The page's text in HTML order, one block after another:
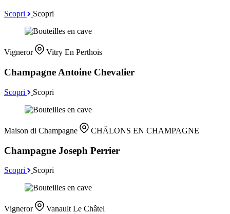
Scopri Scopri
Vigneror Vitry En Perthois
Champagne Antoine Chevalier
Scopri Scopri
Maison di Champagne CHÂLONS EN CHAMPAGNE
Champagne Joseph Perrier
Scopri Scopri
Vigneror Vanault Le Châtel